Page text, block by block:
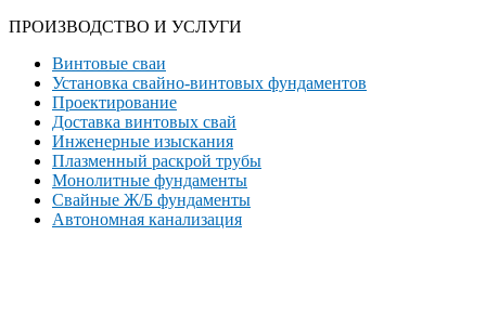
ПРОИЗВОДСТВО И УСЛУГИ
Винтовые сваи
Установка свайно-винтовых фундаментов
Проектирование
Доставка винтовых свай
Инженерные изыскания
Плазменный раскрой трубы
Монолитные фундаменты
Свайные Ж/Б фундаменты
Автономная канализация